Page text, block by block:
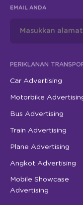
EMAIL ANDA
PERIKLANAN
Car Advertising
Motorbike
Bus Advertising
Train Advertising
Plane Advertising
Angkot Advertising
Mobile Showcase
Advertising